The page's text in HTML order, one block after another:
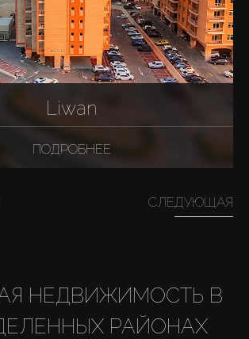
Liwan
ПОДРОБНЕЕ
СЛЕДУЮЩАЯ
НЕДВИЖИМОСТЬ В
РАЙОНАХ